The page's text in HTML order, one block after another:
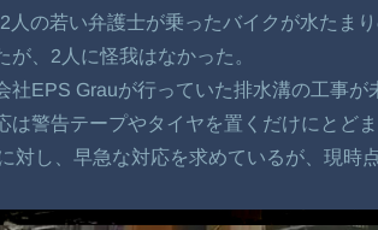
人の若い弁護士が乗ったバイクが水たま
が、2人に怪我はなかった。
社EPS Grauが行っていた排水溝の工事
は警告テープやタイヤを置くだけにとど
対し、早急な対応を求めているが、現時